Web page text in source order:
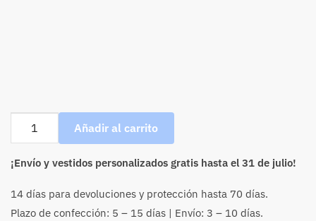
de
corte
Añadir al carrito
¡Envío y vestidos personalizados gratis hasta el 31 de julio!
14 días para devoluciones y protección hasta 70 días.
Plazo de confección: 5 – 15 días | Envío: 3 – 10 días.